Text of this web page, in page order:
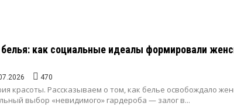
как социальные идеалы формировали
470
красоты. Рассказываем о том, как белье освобождало
выбор «невидимого» гардероба — залог в...